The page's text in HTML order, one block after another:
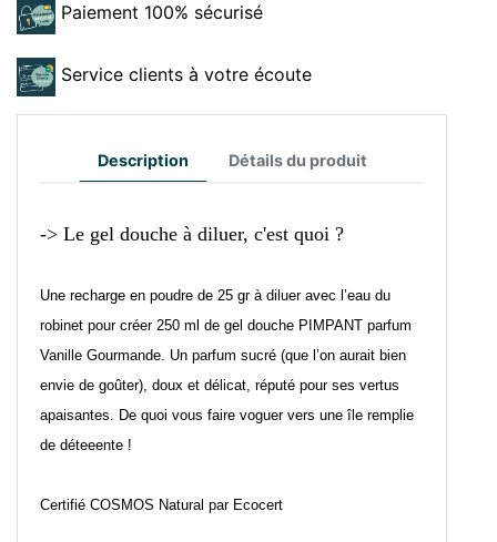
Paiement 100% sécurisé
Service clients à votre écoute
Description Détails du produit
-> Le gel douche à diluer, c'est quoi ?
Une recharge en poudre de 25 gr à diluer avec l’eau du
robinet pour créer 250 ml de gel douche PIMPANT parfum
Vanille Gourmande. Un parfum sucré (que l’on aurait bien
envie de goûter), doux et délicat, réputé pour ses vertus
apaisantes. De quoi vous faire voguer vers une île remplie
de déteeente !
Certifié COSMOS Natural par Ecocert